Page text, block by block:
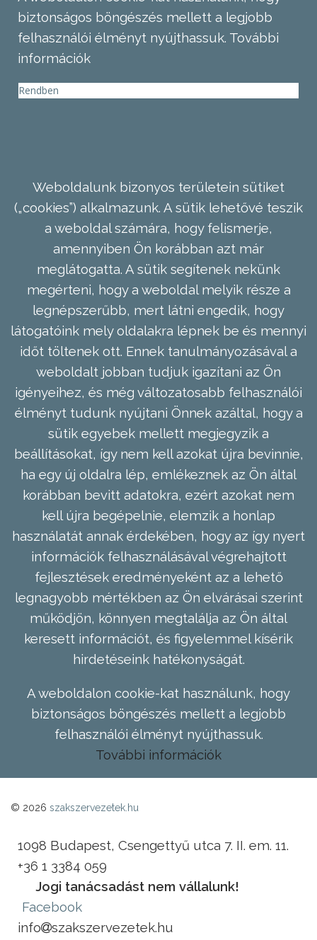
biztonságos böngészés mellett a legjobb
felhasználói élményt nyújthassuk. További
információk
Rendben
Weboldalunk bizonyos területein sütiket
(„cookies”) alkalmazunk. A sütik lehetővé teszik
a weboldal számára, hogy felismerje,
amennyiben Ön korábban azt már
meglátogatta. A sütik segítenek nekünk
megérteni, hogy a weboldal melyik része a
legnépszerűbb, mert látni engedik, hogy
látogatóink mely oldalakra lépnek be és mennyi
időt töltenek ott. Ennek tanulmányozásával a
weboldalt jobban tudjuk igazítani az Ön
igényeihez, és még változatosabb felhasználói
élményt tudunk nyújtani Önnek azáltal, hogy a
sütik egyebek mellett megjegyzik a
beállításokat, így nem kell azokat újra bevinnie,
ha egy új oldalra lép, emlékeznek az Ön által
korábban bevitt adatokra, ezért azokat nem
kell újra begépelnie, elemzik a honlap
használatát annak érdekében, hogy az így nyert
információk felhasználásával végrehajtott
fejlesztések eredményeként az a lehető
legnagyobb mértékben az Ön elvárásai szerint
működjön, könnyen megtalálja az Ön által
keresett információt, és figyelemmel kísérik
hirdetéseink hatékonyságát.
A weboldalon cookie-kat használunk, hogy
biztonságos böngészés mellett a legjobb
felhasználói élményt nyújthassuk.
További információk
© 2026 szakszervezetek.hu
1098 Budapest, Csengettyű utca 7. II. em. 11.
+36 1 3384 059
Jogi tanácsadást nem vállalunk!
Facebook
info
szakszervezetek.hu